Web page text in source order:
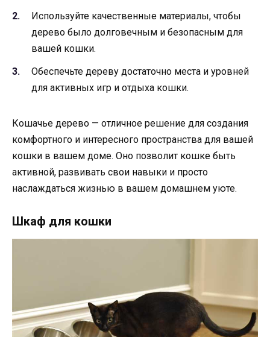
Используйте качественные материалы, чтобы
дерево было долговечным и безопасным для
вашей кошки.
Обеспечьте дереву достаточно места и уровней
для активных игр и отдыха кошки.
Кошачье дерево — отличное решение для создания
комфортного и интересного пространства для вашей
кошки в вашем доме. Оно позволит кошке быть
активной, развивать свои навыки и просто
наслаждаться жизнью в вашем домашнем уюте.
Шкаф для кошки